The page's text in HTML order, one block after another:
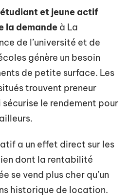
et jeune actif
la demande à La
de l’université et de
génère un besoin
de petite surface. Les
trouvent preneur
le rendement pour
a un effet direct sur les
dont la rentabilité
se vend plus cher qu’un
historique de location.